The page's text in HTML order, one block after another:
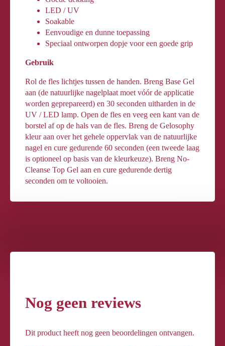
LED / UV
Soakable
Eenvoudige en dunne toepassing
Speciaal ontworpen dopje voor een goede grip
Gebruik
Rol de fles lichtjes tussen de handen. Breng Base Gel
aan (de natuurlijke nagelplaat moet vóór de applicatie
worden geprepareerd) en 30 seconden uitharden in de
UV / LED lamp. Open de fles en veeg een kant van de
borstel af op de hals van de fles. Breng de Gelosophy
kleur aan over het gehele oppervlak van de natuurlijke
nagel en cure gedurende 60 seconden (een tweede laag
is optioneel op basis van de kleurkeuze). Breng No-
Cleanse Top Gel aan en cure gedurende dertig
seconden om te voltooien.
Nog geen reviews
Dit product heeft nog geen beoordelingen ontvangen.